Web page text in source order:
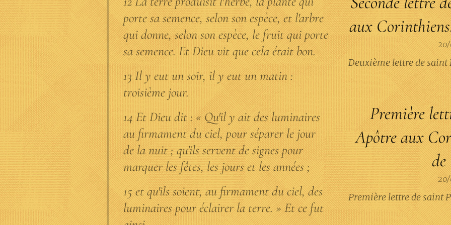
porte sa semence, selon son espèce, et l'arbre
qui donne, selon son espèce, le fruit qui porte
sa semence. Et Dieu vit que cela était bon.
13 Il y eut un soir, il y eut un matin :
troisième jour.
14 Et Dieu dit : « Qu'il y ait des luminaires
au firmament du ciel, pour séparer le jour
de la nuit ; qu'ils servent de signes pour
marquer les fêtes, les jours et les années ;
15 et qu'ils soient, au firmament du ciel, des
luminaires pour éclairer la terre. » Et ce fut
aux
Deuxième lettre de
Première
Apôtre aux
de
Première lettre de saint